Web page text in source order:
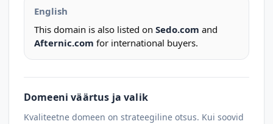
English
This domain is also listed on Sedo.com and
Afternic.com for international buyers.
Domeeni väärtus ja valik
Kvaliteetne domeen on strateegiline otsus. Kui soovid